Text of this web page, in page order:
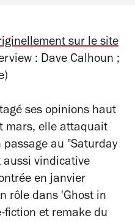
sur le site
: Dave Calhoun ;
ses opinions haut
mars, elle attaquait
au "Saturday
aussi vindicative
en janvier
rôle dans 'Ghost in
fiction et remake du